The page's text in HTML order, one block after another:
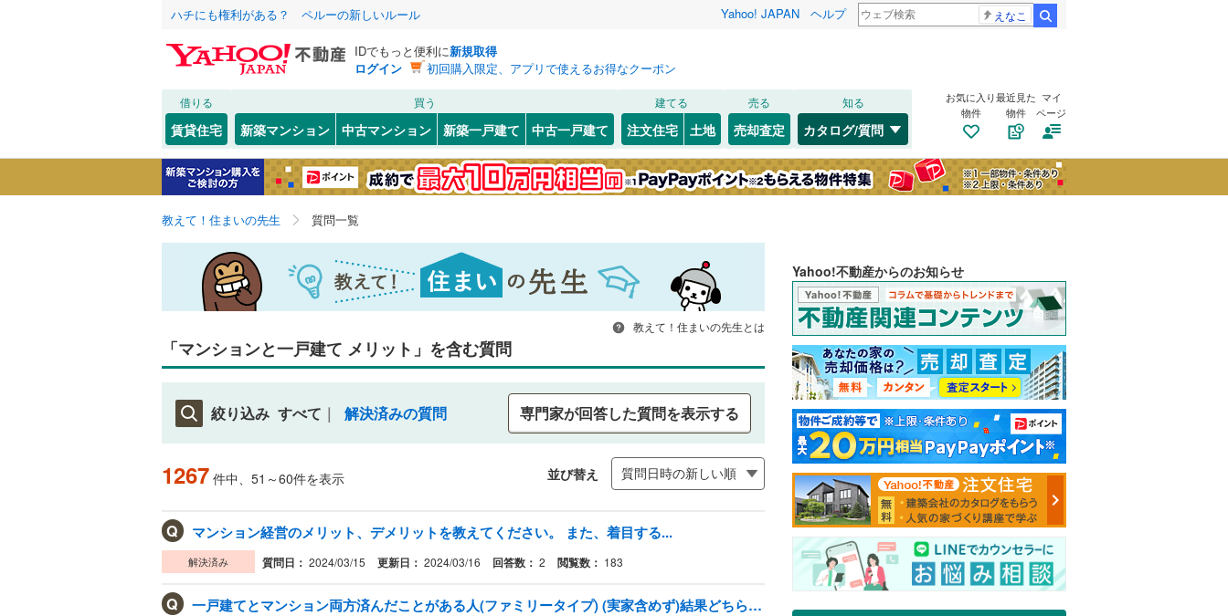
ハチにも権利がある？ ペルーの新しいルール Yahoo! JAPAN ヘルプ えなこ
IDでもっと便利に新規取得
ログイン
初回購入限定、アプリで使えるお得なクーポン
借りる
賃貸住宅
買う
新築マンション 中古マンション 新築一戸建て 中古一戸建て
建てる
注文住宅 土地
売る
売却査定
知る
カタログ/質問
お気に入り
物件
最近見た
物件
マイ
ページ
教えて！住まいの先生 質問一覧
教えて！住まいの先生とは
「マンションと一戸建て メリット」を含む質問
絞り込み すべて 解決済みの質問 専門家が回答した質問を表示する
1267 件中、51～60件を表示 並び替え
Q マンション経営のメリット、デメリットを教えてください。 また、着目する...
解決済み 質問日： 2024/03/15 更新日： 2024/03/16 回答数： 2 閲覧数： 183
Q 一戸建てとマンション両方済んだことがある人(ファミリータイプ) (実家含めず)結果どちらの方がよかったですか？
Yahoo!不動産からのお知らせ